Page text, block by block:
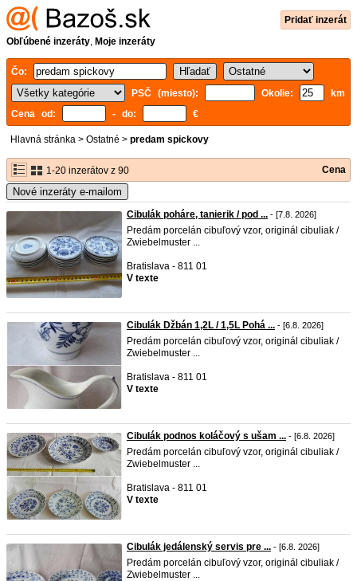
Pridať inzerát
Obľúbené inzeráty, Moje inzeráty
Čo:
PSČ (miesto):
Okolie:
km
Cena od:
- do: €
Hlavná stránka > Ostatné > predam spickovy
1-20 inzerátov z 90 Cena
Nové inzeráty e-mailom
Cibulák poháre, tanierik / pod ... - [7.8. 2026]
Predám porcelán cibuľový vzor, originál cibuliak /
Zwiebelmuster ...
Bratislava - 811 01
V texte
Cibulák Džbán 1,2L / 1,5L Pohá ... - [6.8. 2026]
Predám porcelán cibuľový vzor, originál cibuliak /
Zwiebelmuster ...
Bratislava - 811 01
V texte
Cibulák podnos koláčový s ušam ... - [6.8. 2026]
Predám porcelán cibuľový vzor, originál cibuliak /
Zwiebelmuster ...
Bratislava - 811 01
V texte
Cibulák jedálenský servis pre ... - [6.8. 2026]
Predám porcelán cibuľový vzor, originál cibuliak /
Zwiebelmuster ...